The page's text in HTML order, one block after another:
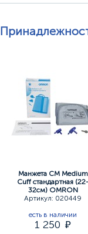
Манжета CM Medium
Cuff стандартная (22-
32см) OMRON
Артикул: 020449
есть в наличии
1 250